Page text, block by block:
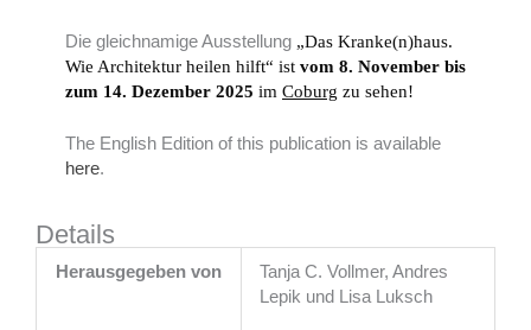
Die gleichnamige Ausstellung „Das Kranke(n)haus.
Wie Architektur heilen hilft“ ist vom 8. November bis
zum 14. Dezember 2025 im Coburg zu sehen!
The English Edition of this publication is available
here.
Details
Herausgegeben von
Tanja C. Vollmer, Andres
Lepik und Lisa Luksch